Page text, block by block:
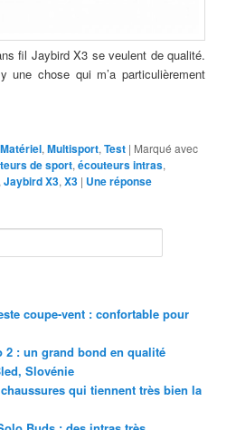
fil Jaybird X3 se veulent de qualité.
chose qui m’a particulièrement
Matériel,Multisport,Test | Marqué avec
de sport,écouteurs intras,
,Jaybird X3,X3 | Uneréponse
coupe-vent : confortable pour
2 : un grand bond en qualité
Slovénie
qui tiennent très bien la